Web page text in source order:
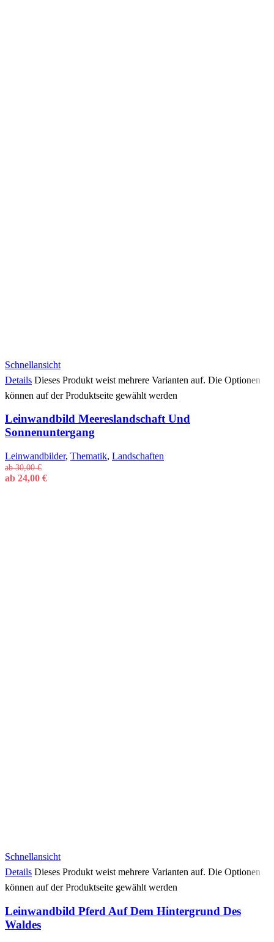
Schnellansicht
Details Dieses Produkt weist mehrere Varianten auf. Die Optionen
können auf der Produktseite gewählt werden
Leinwandbild Meereslandschaft Und
Sonnenuntergang
Leinwandbilder, Thematik, Landschaften
ab30,00€
ab 24,00 €
Schnellansicht
Details Dieses Produkt weist mehrere Varianten auf. Die Optionen
können auf der Produktseite gewählt werden
Leinwandbild Pferd Auf Dem Hintergrund Des
Waldes